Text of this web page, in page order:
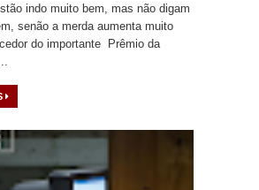
indo muito bem, mas não digam
senão a merda aumenta muito
do importante Prêmio da